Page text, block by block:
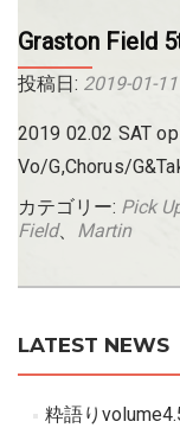
Graston Field
投稿日: 2019-01-11
2019 02.02 SAT
Vo/G,Chorus/
カテゴリー: Pick
Field、 Martin
LATEST NEWS
粋語り